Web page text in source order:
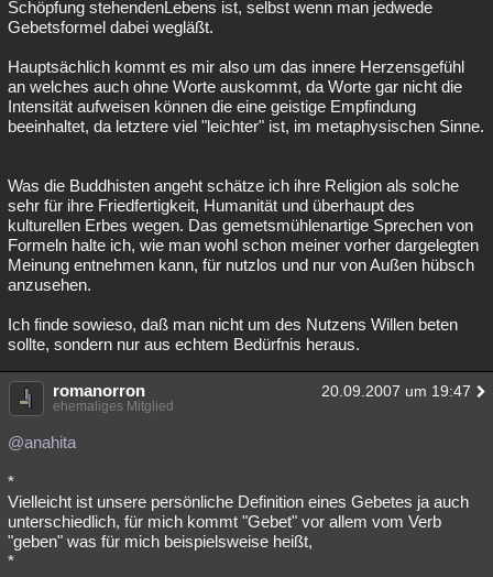
Schöpfung stehendenLebens ist, selbst wenn man jedwede
Gebetsformel dabei wegläßt.
Hauptsächlich kommt es mir also um das innere Herzensgefühl
an welches auch ohne Worte auskommt, da Worte gar nicht die
Intensität aufweisen können die eine geistige Empfindung
beeinhaltet, da letztere viel "leichter" ist, im metaphysischen Sinne.
Was die Buddhisten angeht schätze ich ihre Religion als solche
sehr für ihre Friedfertigkeit, Humanität und überhaupt des
kulturellen Erbes wegen. Das gemetsmühlenartige Sprechen von
Formeln halte ich, wie man wohl schon meiner vorher dargelegten
Meinung entnehmen kann, für nutzlos und nur von Außen hübsch
anzusehen.
Ich finde sowieso, daß man nicht um des Nutzens Willen beten
sollte, sondern nur aus echtem Bedürfnis heraus.
romanorron 20.09.2007 um 19:47
ehemaliges Mitglied
@anahita
*
Vielleicht ist unsere persönliche Definition eines Gebetes ja auch
unterschiedlich, für mich kommt "Gebet" vor allem vom Verb
"geben" was für mich beispielsweise heißt,
*